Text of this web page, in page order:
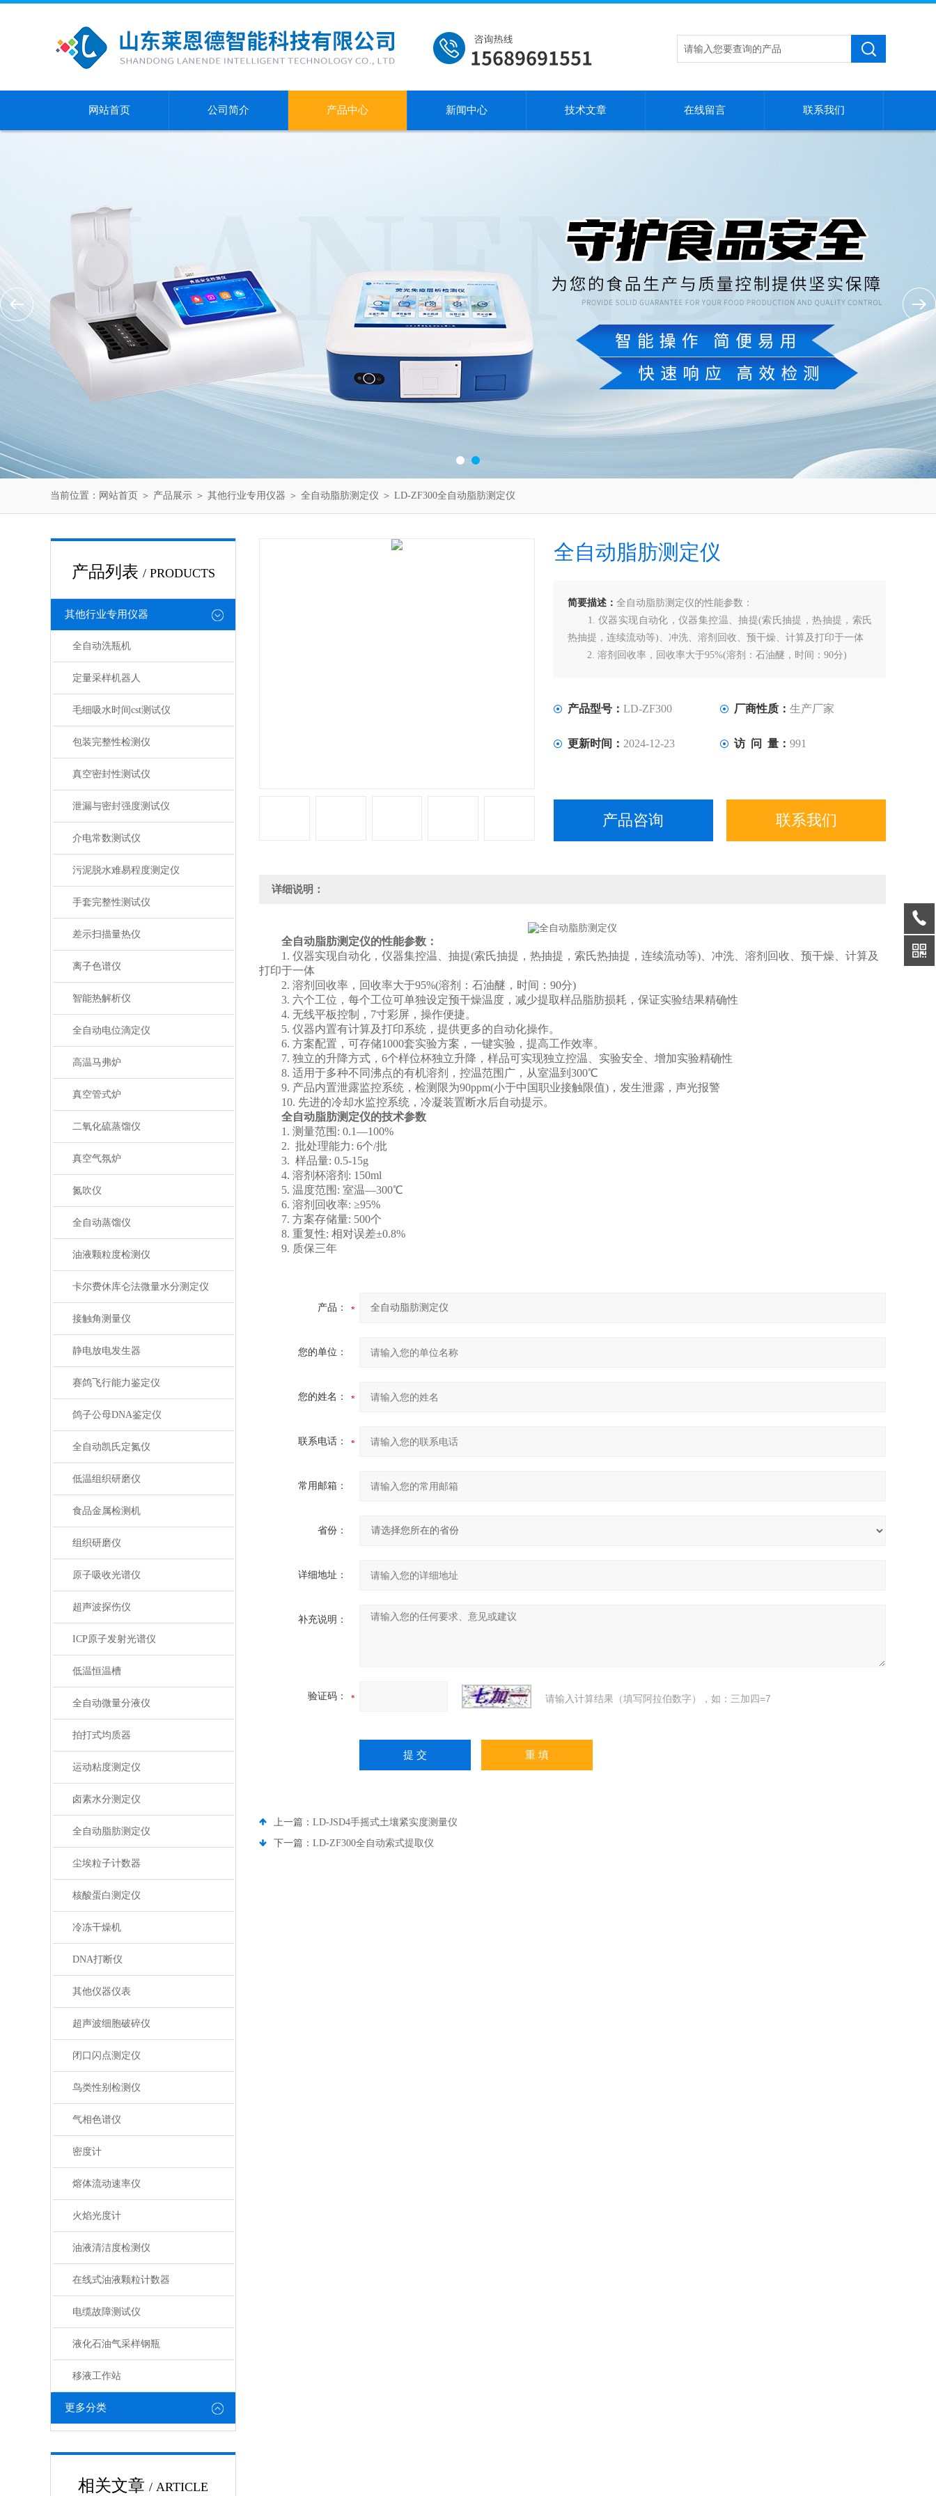
网站首页 公司简介 产品中心 新闻中心 技术文章 在线留言 联系我们
当前位置： 网站首页 ＞ 产品展示 ＞ 其他行业专用仪器 ＞ 全自动脂肪测定仪 ＞ LD-ZF300全自动脂肪测定仪
产品列表 / PRODUCTS
其他行业专用仪器
全自动洗瓶机
定量采样机器人
毛细吸水时间cst测试仪
包装完整性检测仪
真空密封性测试仪
泄漏与密封强度测试仪
介电常数测试仪
污泥脱水难易程度测定仪
手套完整性测试仪
差示扫描量热仪
离子色谱仪
智能热解析仪
全自动电位滴定仪
高温马弗炉
真空管式炉
二氧化硫蒸馏仪
真空气氛炉
氮吹仪
全自动蒸馏仪
油液颗粒度检测仪
卡尔费休库仑法微量水分测定仪
接触角测量仪
静电放电发生器
赛鸽飞行能力鉴定仪
鸽子公母DNA鉴定仪
全自动凯氏定氮仪
低温组织研磨仪
食品金属检测机
组织研磨仪
原子吸收光谱仪
超声波探伤仪
ICP原子发射光谱仪
低温恒温槽
全自动微量分液仪
拍打式均质器
运动粘度测定仪
卤素水分测定仪
全自动脂肪测定仪
尘埃粒子计数器
核酸蛋白测定仪
冷冻干燥机
DNA打断仪
其他仪器仪表
超声波细胞破碎仪
闭口闪点测定仪
鸟类性别检测仪
气相色谱仪
密度计
熔体流动速率仪
火焰光度计
油液清洁度检测仪
在线式油液颗粒计数器
电缆故障测试仪
液化石油气采样钢瓶
移液工作站
更多分类
相关文章 / ARTICLE
全自动脂肪测定仪
简要描述： 全自动脂肪测定仪的性能参数：
1. 仪器实现自动化，仪器集控温、抽提(索氏抽提，热抽提，索氏
热抽提，连续流动等)、冲洗、溶剂回收、预干燥、计算及打印于一体
2. 溶剂回收率，回收率大于95%(溶剂：石油醚，时间：90分)
产品型号： LD-ZF300 厂商性质： 生产厂家
更新时间： 2024-12-23 访 问 量： 991
产品咨询 联系我们
详细说明：
全自动脂肪测定仪的性能参数：
1. 仪器实现自动化，仪器集控温、抽提(索氏抽提，热抽提，索氏热抽提，连续流动等)、冲洗、溶剂回收、预干燥、计算及
打印于一体
2. 溶剂回收率，回收率大于95%(溶剂：石油醚，时间：90分)
3. 六个工位，每个工位可单独设定预干燥温度，减少提取样品脂肪损耗，保证实验结果精确性
4. 无线平板控制，7寸彩屏，操作便捷。
5. 仪器内置有计算及打印系统，提供更多的自动化操作。
6. 方案配置，可存储1000套实验方案，一键实验，提高工作效率。
7. 独立的升降方式，6个样位杯独立升降，样品可实现独立控温、实验安全、增加实验精确性
8. 适用于多种不同沸点的有机溶剂，控温范围广，从室温到300℃
9. 产品内置泄露监控系统，检测限为90ppm(小于中国职业接触限值)，发生泄露，声光报警
10. 先进的冷却水监控系统，冷凝装置断水后自动提示。
全自动脂肪测定仪的技术参数
1. 测量范围: 0.1—100%
2. 批处理能力: 6个/批
3. 样品量: 0.5-15g
4. 溶剂杯溶剂: 150ml
5. 温度范围: 室温—300℃
6. 溶剂回收率: ≥95%
7. 方案存储量: 500个
8. 重复性: 相对误差±0.8%
9. 质保三年
产品：
您的单位：
您的姓名：
联系电话：
常用邮箱：
省份：
详细地址：
补充说明：
验证码： 请输入计算结果（填写阿拉伯数字），如：三加四=7
上一篇： LD-JSD4手摇式土壤紧实度测量仪
下一篇： LD-ZF300全自动索式提取仪